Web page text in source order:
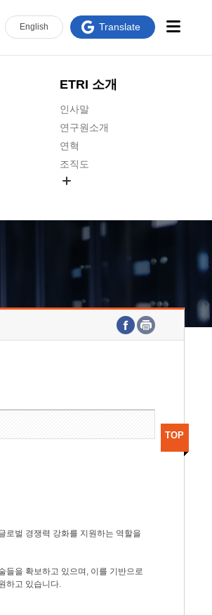
ETRI 소개
인사말
연구원소개
연혁
조직도
연구원 고객헌장
주요업무연락처
English Translate
로벌 경쟁력 강화를 지원하는 역할을
들을 확보하고 있으며, 이를 기반으로
하고 있습니다.
TOP